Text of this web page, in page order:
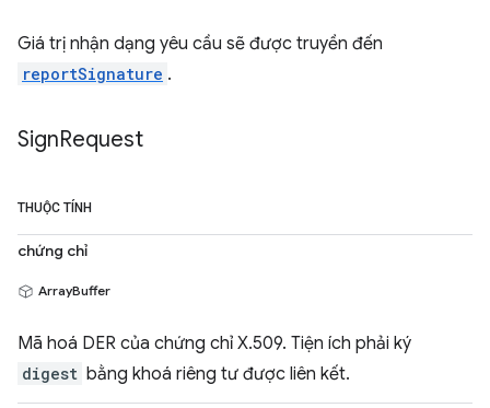
Giá trị nhận dạng yêu cầu sẽ được truyền đến
reportSignature .
SignRequest
THUỘC TÍNH
chứng chỉ
ArrayBuffer
Mã hoá DER của chứng chỉ X.509. Tiện ích phải ký
digest bằng khoá riêng tư được liên kết.